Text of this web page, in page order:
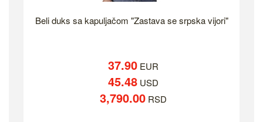
Beli duks sa kapuljačom "Zastava se srpska vijori"
37.90EUR
45.48USD
3,790.00RSD